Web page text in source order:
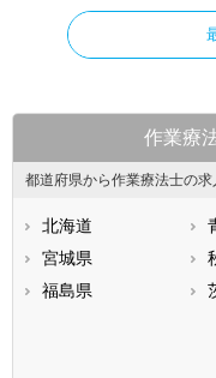
作業療
都道府県から作業療法士の求
北海道
宮城県
福島県